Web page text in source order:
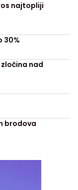
najtopliji
30%
nad
brodova